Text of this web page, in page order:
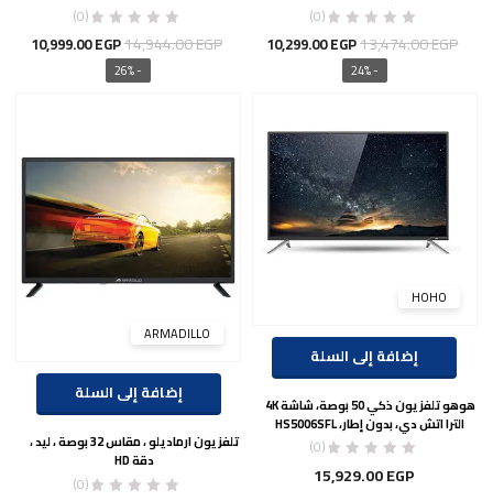
(0)
13,474.00EGP
السعر
الأصلي
10,299.00EGP
السعر
- 24%
(0)
14,944.00EGP
السعر
الأصلي
10,999.00EGP
- 26%
HOHO
إضافة إلى السلة
هوهو تلفزيون ذكي 50 بوصة، شاشة 4K
الترا اتش دي، بدون إطار، HS5006SFL
(0)
15,929.00EGP
ARMADILLO
إضافة إلى السلة
تلفزيون ارماديلو ، مقاس 32 بوصة ، ليد ،
دقة HD
(0)